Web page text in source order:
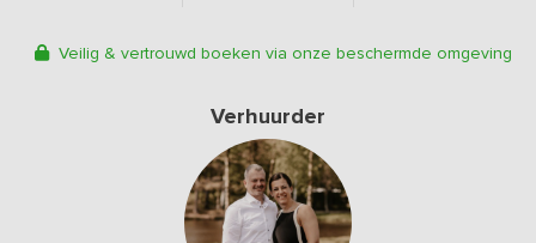
Veilig & vertrouwd boeken via onze beschermde omgeving
Verhuurder